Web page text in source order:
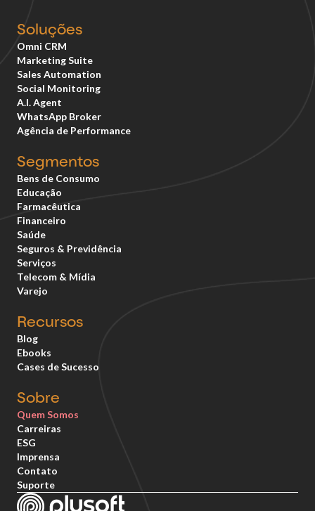
Soluções
Omni CRM
Marketing Suite
Sales Automation
Social Monitoring
A.I. Agent
WhatsApp Broker
Agência de Performance
Segmentos
Bens de Consumo
Educação
Farmacêutica
Financeiro
Saúde
Seguros & Previdência
Serviços
Telecom & Mídia
Varejo
Recursos
Blog
Ebooks
Cases de Sucesso
Sobre
Quem Somos
Carreiras
ESG
Imprensa
Contato
Suporte